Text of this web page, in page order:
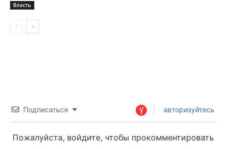
Власть
Подписаться авторизуйтесь
Пожалуйста, войдите, чтобы прокомментировать